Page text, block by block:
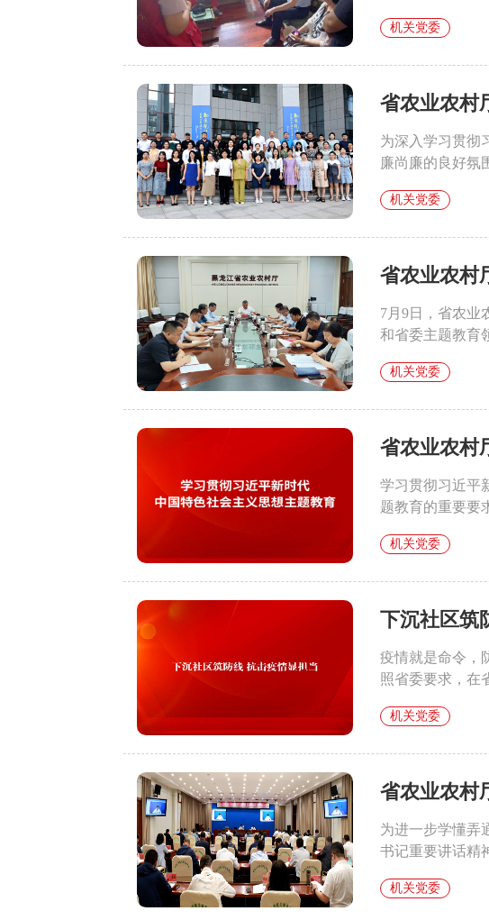
机关党委
省农业农村
为深入学习贯彻
廉尚廉的良好氛
机关党委
省农业农村
7月9日，省农业
和省委主题教育
机关党委
省农业农村
学习贯彻习近平
题教育的重要要
机关党委
下沉社区筑
疫情就是命令，
照省委要求，在
机关党委
省农业农村
为进一步学懂弄
书记重要讲话精
机关党委